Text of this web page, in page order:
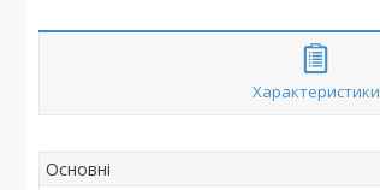
Характеристики
Основні